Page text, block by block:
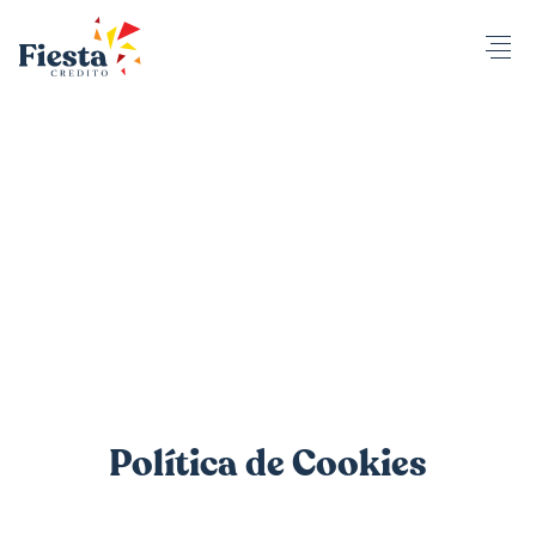
Política de Cookies